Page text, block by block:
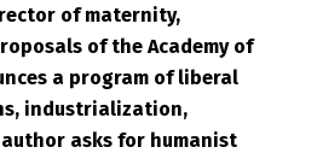
of maternity,
of the Academy of
a program of liberal
industrialization,
asks for humanist